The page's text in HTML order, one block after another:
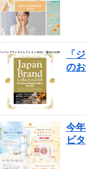
「
の
今
ビ